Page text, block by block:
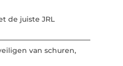
de juiste JRL
van schuren,